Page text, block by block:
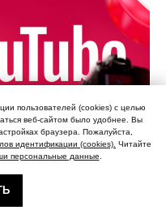
пользователей (cookies) с целью
веб-сайтом было удобнее. Вы
браузера. Пожалуйста,
идентификации (cookies). Читайте
персональные данные.